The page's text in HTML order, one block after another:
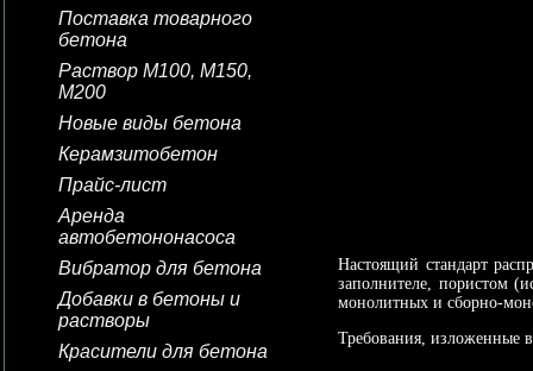
Поставка товарного
бетона
Раствор М100, М150,
М200
Новые виды бетона
Керамзитобетон
Прайс-лист
Аренда
автобетононасоса
Вибратор для бетона
Добавки в бетоны и
растворы
Красители для бетона
Настоящий стандарт
заполнителе, пористом
монолитных и сборно-
Требования, изложенные